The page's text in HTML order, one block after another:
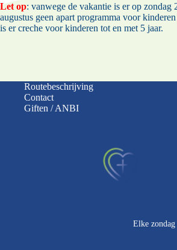
Let op: vanwege de vakantie is er op zondag
augustus geen apart programma voor
is er creche voor kinderen tot en met 5 jaar.
Routebeschrijving
Contact
Giften / ANBI
Elke